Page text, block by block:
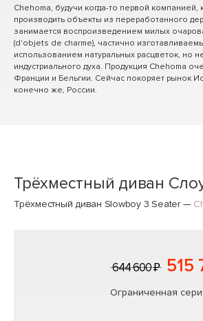
Chehoma, будучи когда-то первой компанией,
производить объекты из переработанного
занимается воспроизведением милых
(d'objets de charme), частично
использованием натуральных расцветок, но
индустриального духа. Продукция Chehoma
Франции и Бельгии. Сейчас покоряет рынок
конечно же, России.
Трёхместный диван
Трёхместный диван Slowboy 3 Seater—
644 600 ₽ 515
Ограниченная